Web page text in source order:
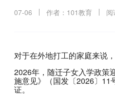
07-06 作者：101教育
对于在外地打工的家庭来说
2026年，随迁子女入学政策
施意见》（国发〔2026〕11
证。